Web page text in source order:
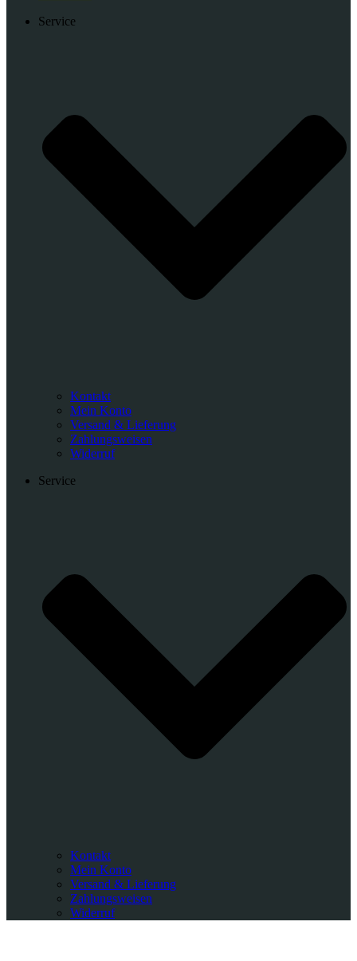
Service
Kontakt
Mein Konto
Versand & Lieferung
Zahlungsweisen
Widerruf
Service
Kontakt
Mein Konto
Versand & Lieferung
Zahlungsweisen
Widerruf